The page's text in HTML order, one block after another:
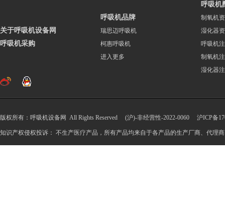
关于呼吸机设备网
呼吸机采购
呼吸机品牌
瑞思迈呼吸机
柯惠呼吸机
进入更多
呼吸机
制氧机
湿化器
呼吸机
制氧机
湿化器
版权所有：呼吸机设备网 All Rights Reserved (沪)-非经营性-2022-0060 沪ICP备
知识产权侵权投诉： 不生产医疗产品，所有产品均来自于各产品的生产厂商、代理